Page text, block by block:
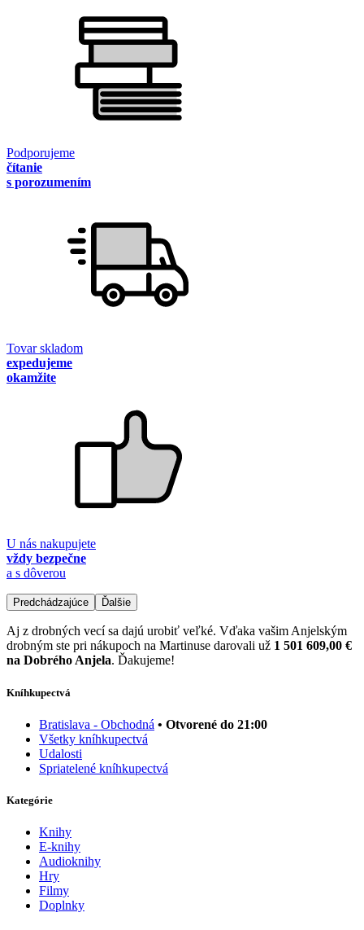
Podporujeme
čítanie
s porozumením
Tovar skladom
expedujeme
okamžite
U nás nakupujete
vždy bezpečne
a s dôverou
Predchádzajúce Ďalšie
Aj z drobných vecí sa dajú urobiť veľké. Vďaka vašim Anjelským
drobným ste pri nákupoch na Martinuse darovali už 1 501 609,00 €
na Dobrého Anjela. Ďakujeme!
Kníhkupectvá
Bratislava - Obchodná • Otvorené do 21:00
Všetky kníhkupectvá
Udalosti
Spriatelené kníhkupectvá
Kategórie
Knihy
E-knihy
Audioknihy
Hry
Filmy
Doplnky